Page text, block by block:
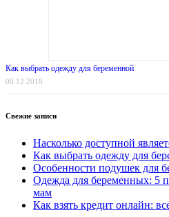
Как выбрать одежду для беременной
06.12.2018
Свежие записи
Насколько доступной
Как выбрать одежду для
Особенности подушек для
Одежда для беременных: 5
мам
Как взять кредит онлайн: